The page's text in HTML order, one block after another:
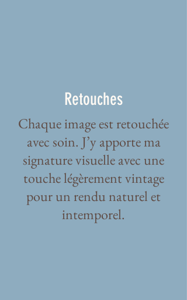
Retouches
Chaque image est retouchée
avec soin. J’y apporte ma
signature visuelle avec une
touche légèrement vintage
pour un rendu naturel et
intemporel.